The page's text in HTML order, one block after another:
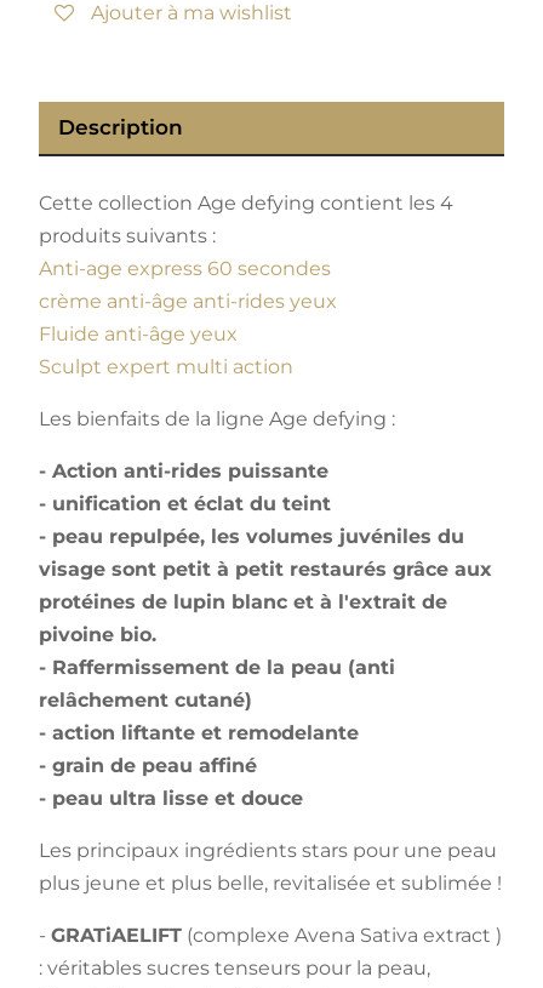
Ajouter à ma wishlist
Description
Cette collection Age defying contient les 4
produits suivants :
Anti-age express 60 secondes
crème anti-âge anti-rides yeux
Fluide anti-âge yeux
Sculpt expert multi action
Les bienfaits de la ligne Age defying :
- Action anti-rides puissante
- unification et éclat du teint
- peau repulpée, les volumes juvéniles du
visage sont petit à petit restaurés grâce aux
protéines de lupin blanc et à l'extrait de
pivoine bio.
- Raffermissement de la peau (anti
relâchement cutané)
- action liftante et remodelante
- grain de peau affiné
- peau ultra lisse et douce
Les principaux ingrédients stars pour une peau
plus jeune et plus belle, revitalisée et sublimée !
- GRATiAELIFT (complexe Avena Sativa extract )
: véritables sucres tenseurs pour la peau,